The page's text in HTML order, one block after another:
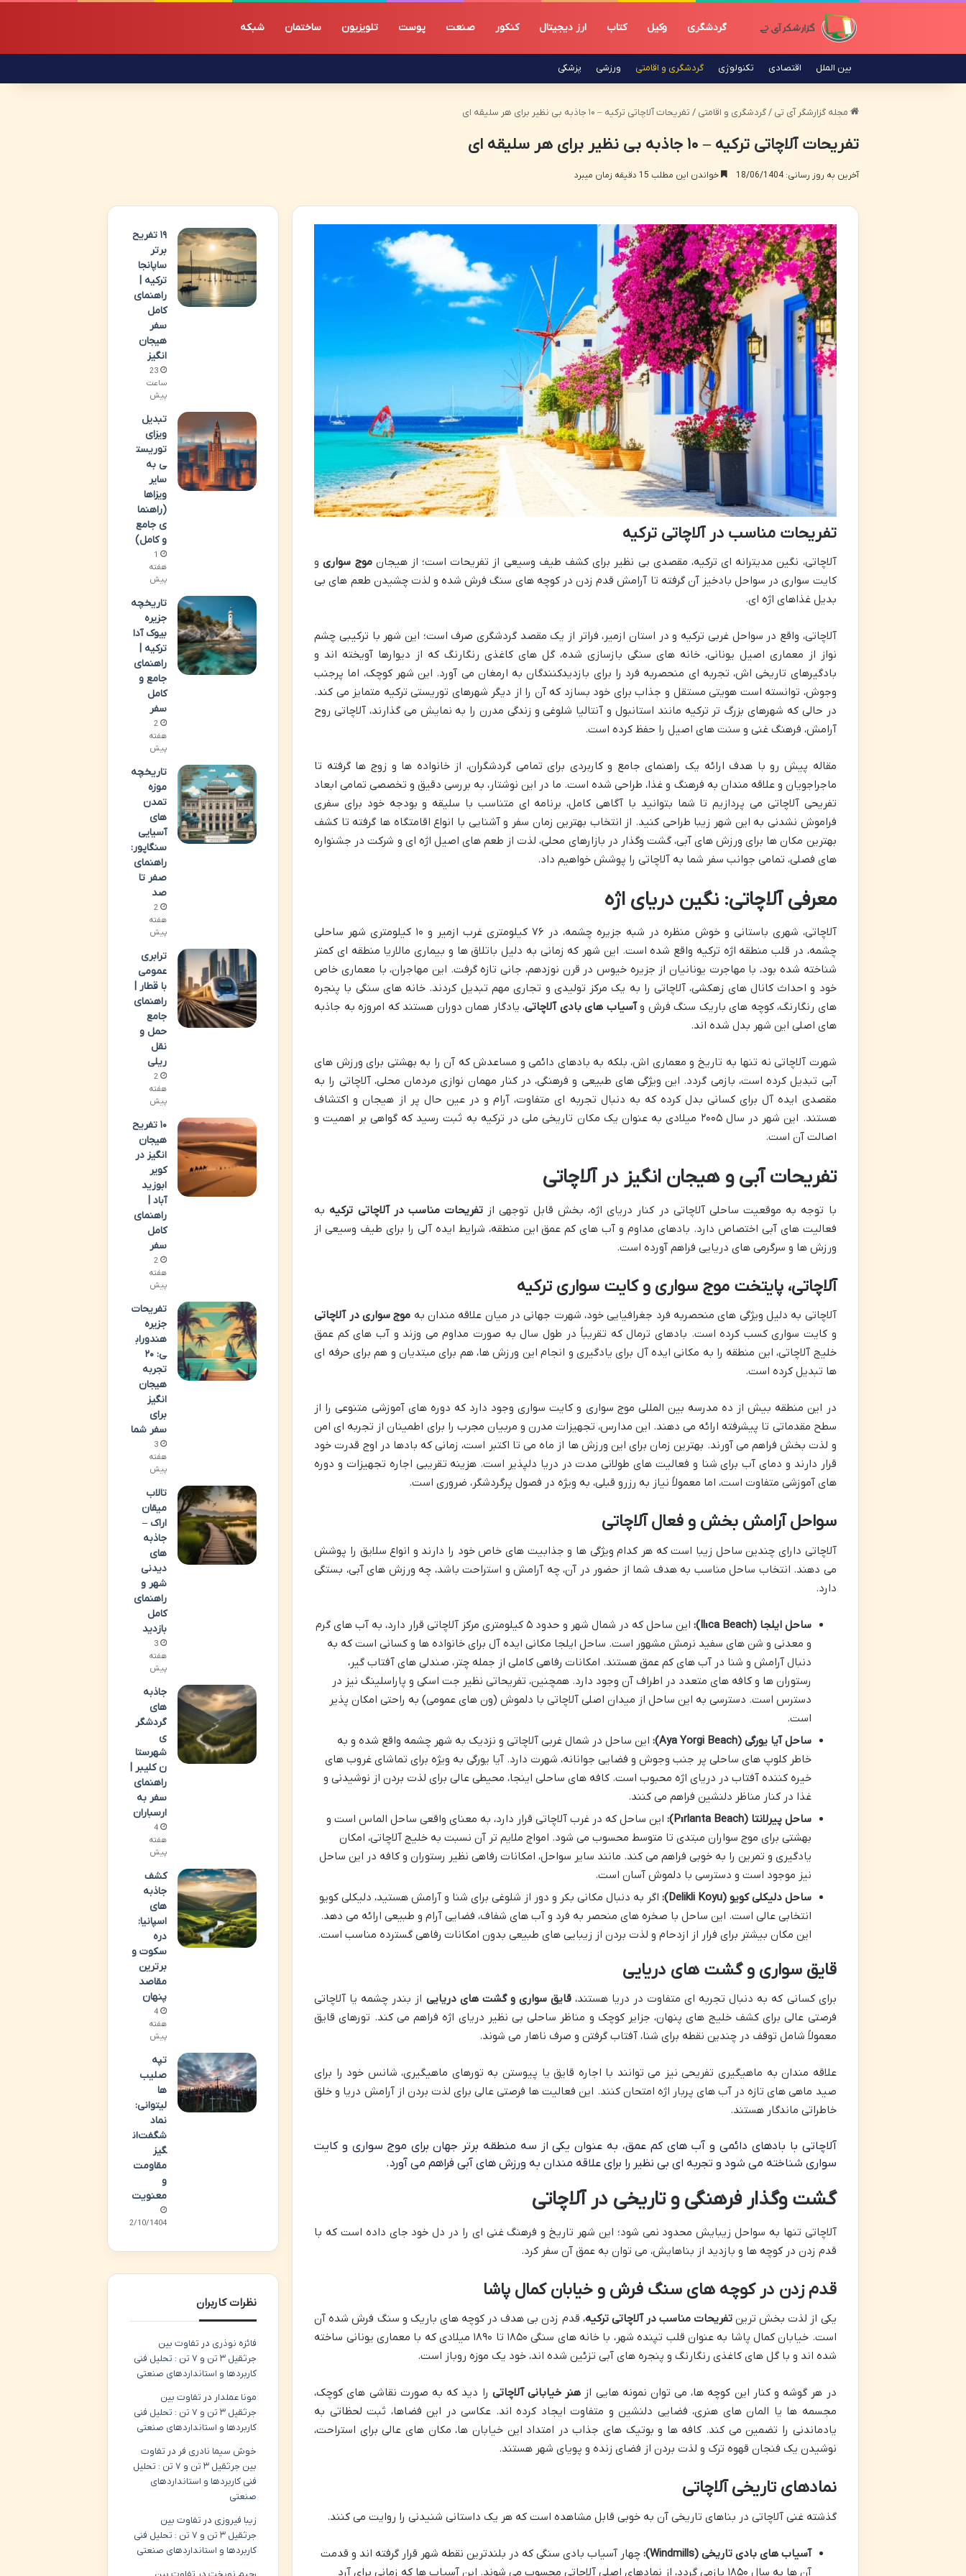
گردشگری وکیل کتاب ارز دیجیتال کنکور صنعت پوست تلویزیون ساختمان شبکه
بین الملل اقتصادی تکنولوژی گردشگری و اقامتی ورزشی پزشکی
مجله گزارشگر آی تی / گردشگری و اقامتی / تفریحات آلاچاتی ترکیه – ۱۰ جاذبه بی نظیر برای هر سلیقه ای
تفریحات آلاچاتی ترکیه – ۱۰ جاذبه بی نظیر برای هر سلیقه ای
آخرین به روز رسانی: 18/06/1404 خواندن این مطلب 15 دقیقه زمان میبرد
تفریحات مناسب در آلاچاتی ترکیه
آلاچاتی، نگین مدیترانه ای ترکیه، مقصدی بی نظیر برای کشف طیف وسیعی از تفریحات است؛ از هیجانموج سواریو
کایت سواری در سواحل بادخیز آن گرفته تا آرامش قدم زدن در کوچه های سنگ فرش شده و لذت چشیدن طعم های بی
بدیل غذاهای اژه ای.
آلاچاتی، واقع در سواحل غربی ترکیه و در استان ازمیر، فراتر از یک مقصد گردشگری صرف است؛ این شهر با ترکیبی چشم
نواز از معماری اصیل یونانی، خانه های سنگی بازسازی شده، گل های کاغذی رنگارنگ که از دیوارها آویخته اند و
بادگیرهای تاریخی اش، تجربه ای منحصربه فرد را برای بازدیدکنندگان به ارمغان می آورد. این شهر کوچک، اما پرجنب
وجوش، توانسته است هویتی مستقل و جذاب برای خود بسازد که آن را از دیگر شهرهای توریستی ترکیه متمایز می کند.
در حالی که شهرهای بزرگ تر ترکیه مانند استانبول و آنتالیا شلوغی و زندگی مدرن را به نمایش می گذارند، آلاچاتی روح
آرامش، فرهنگ غنی و سنت های اصیل را حفظ کرده است.
مقاله پیش رو با هدف ارائه یک راهنمای جامع و کاربردی برای تمامی گردشگران، از خانواده ها و زوج ها گرفته تا
ماجراجویان و علاقه مندان به فرهنگ و غذا، طراحی شده است. ما در این نوشتار، به بررسی دقیق و تخصصی تمامی ابعاد
تفریحی آلاچاتی می پردازیم تا شما بتوانید با آگاهی کامل، برنامه ای متناسب با سلیقه و بودجه خود برای سفری
فراموش نشدنی به این شهر زیبا طراحی کنید. از انتخاب بهترین زمان سفر و آشنایی با انواع اقامتگاه ها گرفته تا کشف
بهترین مکان ها برای ورزش های آبی، گشت وگذار در بازارهای محلی، لذت از طعم های اصیل اژه ای و شرکت در جشنواره
های فصلی، تمامی جوانب سفر شما به آلاچاتی را پوشش خواهیم داد.
معرفی آلاچاتی: نگین دریای اژه
آلاچاتی، شهری باستانی و خوش منظره در شبه جزیره چشمه، در ۷۶ کیلومتری غرب ازمیر و ۱۰ کیلومتری شهر ساحلی
چشمه، در قلب منطقه اژه ترکیه واقع شده است. این شهر که زمانی به دلیل باتلاق ها و بیماری مالاریا منطقه ای کمتر
شناخته شده بود، با مهاجرت یونانیان از جزیره خیوس در قرن نوزدهم، جانی تازه گرفت. این مهاجران، با معماری خاص
خود و احداث کانال های زهکشی، آلاچاتی را به یک مرکز تولیدی و تجاری مهم تبدیل کردند. خانه های سنگی با پنجره
های رنگارنگ، کوچه های باریک سنگ فرش وآسیاب های بادی آلاچاتی، یادگار همان دوران هستند که امروزه به جاذبه
های اصلی این شهر بدل شده اند.
شهرت آلاچاتی نه تنها به تاریخ و معماری اش، بلکه به بادهای دائمی و مساعدش که آن را به بهشتی برای ورزش های
آبی تبدیل کرده است، بازمی گردد. این ویژگی های طبیعی و فرهنگی، در کنار مهمان نوازی مردمان محلی، آلاچاتی را به
مقصدی ایده آل برای کسانی بدل کرده که به دنبال تجربه ای متفاوت، آرام و در عین حال پر از هیجان و اکتشاف
هستند. این شهر در سال ۲۰۰۵ میلادی به عنوان یک مکان تاریخی ملی در ترکیه به ثبت رسید که گواهی بر اهمیت و
اصالت آن است.
تفریحات آبی و هیجان انگیز در آلاچاتی
با توجه به موقعیت ساحلی آلاچاتی در کنار دریای اژه، بخش قابل توجهی از تفریحات مناسب در آلاچاتی ترکیه به
فعالیت های آبی اختصاص دارد. بادهای مداوم و آب های کم عمق این منطقه، شرایط ایده آلی را برای طیف وسیعی از
ورزش ها و سرگرمی های دریایی فراهم آورده است.
آلاچاتی، پایتخت موج سواری و کایت سواری ترکیه
آلاچاتی به دلیل ویژگی های منحصربه فرد جغرافیایی خود، شهرت جهانی در میان علاقه مندان به موج سواری در آلاچاتی
و کایت سواری کسب کرده است. بادهای ترمال که تقریباً در طول سال به صورت مداوم می وزند و آب های کم عمق
خلیج آلاچاتی، این منطقه را به مکانی ایده آل برای یادگیری و انجام این ورزش ها، هم برای مبتدیان و هم برای حرفه ای
ها تبدیل کرده است.
در این منطقه بیش از ده مدرسه بین المللی موج سواری و کایت سواری وجود دارد که دوره های آموزشی متنوعی را از
سطح مقدماتی تا پیشرفته ارائه می دهند. این مدارس، تجهیزات مدرن و مربیان مجرب را برای اطمینان از تجربه ای امن
و لذت بخش فراهم می آورند. بهترین زمان برای این ورزش ها از ماه می تا اکتبر است، زمانی که بادها در اوج قدرت خود
قرار دارند و دمای آب برای شنا و فعالیت های طولانی مدت در دریا دلپذیر است. هزینه تقریبی اجاره تجهیزات و دوره
های آموزشی متفاوت است، اما معمولاً نیاز به رزرو قبلی، به ویژه در فصول پرگردشگر، ضروری است.
سواحل آرامش بخش و فعال آلاچاتی
آلاچاتی دارای چندین ساحل زیبا است که هر کدام ویژگی ها و جذابیت های خاص خود را دارند و انواع سلایق را پوشش
می دهند. انتخاب ساحل مناسب به هدف شما از حضور در آن، چه آرامش و استراحت باشد، چه ورزش های آبی، بستگی
دارد.
ساحل ایلجا (Ilıca Beach):
این ساحل که در شمال شهر و حدود ۵ کیلومتری مرکز آلاچاتی قرار دارد، به آب های گرم
و معدنی و شن های سفید نرمش مشهور است. ساحل ایلجا مکانی ایده آل برای خانواده ها و کسانی است که به
دنبال آرامش و شنا در آب های کم عمق هستند. امکانات رفاهی کاملی از جمله چتر، صندلی های آفتاب گیر،
رستوران ها و کافه های متعدد در اطراف آن وجود دارد. همچنین، تفریحاتی نظیر جت اسکی و پاراسلینگ نیز در
دسترس است. دسترسی به این ساحل از میدان اصلی آلاچاتی با دلموش (ون های عمومی) به راحتی امکان پذیر
است.
ساحل آیا یورگی (Aya Yorgi Beach):
این ساحل در شمال غربی آلاچاتی و نزدیک به شهر چشمه واقع شده و به
خاطر کلوپ های ساحلی پر جنب وجوش و فضایی جوانانه، شهرت دارد. آیا یورگی به ویژه برای تماشای غروب های
خیره کننده آفتاب در دریای اژه محبوب است. کافه های ساحلی اینجا، محیطی عالی برای لذت بردن از نوشیدنی و
غذا در کنار مناظر دلنشین فراهم می کنند.
ساحل پیرلانتا (Pırlanta Beach):
این ساحل که در غرب آلاچاتی قرار دارد، به معنای واقعی ساحل الماس است و
بهشتی برای موج سواران مبتدی تا متوسط محسوب می شود. امواج ملایم تر آن نسبت به خلیج آلاچاتی، امکان
یادگیری و تمرین را به خوبی فراهم می کند. مانند سایر سواحل، امکانات رفاهی نظیر رستوران و کافه در این ساحل
نیز موجود است و دسترسی با دلموش آسان است.
ساحل دلیکلی کویو (Delikli Koyu):
اگر به دنبال مکانی بکر و دور از شلوغی برای شنا و آرامش هستید، دلیکلی کویو
انتخابی عالی است. این ساحل با صخره های منحصر به فرد و آب های شفاف، فضایی آرام و طبیعی ارائه می دهد.
این مکان بیشتر برای فرار از ازدحام و لذت بردن از زیبایی های طبیعی بدون امکانات رفاهی گسترده مناسب است.
قایق سواری و گشت های دریایی
برای کسانی که به دنبال تجربه ای متفاوت در دریا هستند،قایق سواری و گشت های دریایی از بندر چشمه یا آلاچاتی
فرصتی عالی برای کشف خلیج های پنهان، جزایر کوچک و مناظر ساحلی بی نظیر دریای اژه فراهم می کند. تورهای قایق
معمولاً شامل توقف در چندین نقطه برای شنا، آفتاب گرفتن و صرف ناهار می شوند.
علاقه مندان به ماهیگیری تفریحی نیز می توانند با اجاره قایق یا پیوستن به تورهای ماهیگیری، شانس خود را برای
صید ماهی های تازه در آب های پربار اژه امتحان کنند. این فعالیت ها فرصتی عالی برای لذت بردن از آرامش دریا و خلق
خاطراتی ماندگار هستند.
آلاچاتی با بادهای دائمی و آب های کم عمق، به عنوان یکی از سه منطقه برتر جهان برای موج سواری و کایت
سواری شناخته می شود و تجربه ای بی نظیر را برای علاقه مندان به ورزش های آبی فراهم می آورد.
گشت وگذار فرهنگی و تاریخی در آلاچاتی
آلاچاتی تنها به سواحل زیبایش محدود نمی شود؛ این شهر تاریخ و فرهنگ غنی ای را در دل خود جای داده است که با
قدم زدن در کوچه ها و بازدید از بناهایش، می توان به عمق آن سفر کرد.
قدم زدن در کوچه های سنگ فرش و خیابان کمال پاشا
یکی از لذت بخش ترین تفریحات مناسب در آلاچاتی ترکیه، قدم زدن بی هدف در کوچه های باریک و سنگ فرش شده آن
است. خیابان کمال پاشا به عنوان قلب تپنده شهر، با خانه های سنگی ۱۸۵۰ تا ۱۸۹۰ میلادی که با معماری یونانی ساخته
شده اند و با گل های کاغذی رنگارنگ و پنجره های آبی تزئین شده اند، خود یک موزه روباز است.
در هر گوشه و کنار این کوچه ها، می توان نمونه هایی از هنر خیابانی آلاچاتی را دید که به صورت نقاشی های کوچک،
مجسمه ها یا المان های هنری، فضایی دلنشین و متفاوت ایجاد کرده اند. عکاسی در این فضاها، ثبت لحظاتی به
یادماندنی را تضمین می کند. کافه ها و بوتیک های جذاب در امتداد این خیابان ها، مکان های عالی برای استراحت،
نوشیدن یک فنجان قهوه ترک و لذت بردن از فضای زنده و پویای شهر هستند.
نمادهای تاریخی آلاچاتی
گذشته غنی آلاچاتی در بناهای تاریخی آن به خوبی قابل مشاهده است که هر یک داستانی شنیدنی را روایت می کنند.
آسیاب های بادی تاریخی (Windmills):
چهار آسیاب بادی سنگی که در بلندترین نقطه شهر قرار گرفته اند و قدمت
آن ها به سال ۱۸۵۰ بازمی گردد، از نمادهای اصلی آلاچاتی محسوب می شوند. این آسیاب ها که زمانی برای آرد
۱۹ تفریح
برتر
ساپانجا
ترکیه |
راهنمای
کامل
سفر
هیجان
انگیز
23
ساعت
پیش
تبدیل
ویزای
توریست
ی به
سایر
ویزاها
(راهنما
ی جامع
و کامل)
1
هفته
پیش
تاریخچه
جزیره
بیوک آدا
ترکیه |
راهنمای
جامع و
کامل
سفر
2
هفته
پیش
تاریخچه
موزه
تمدن
های
آسیایی
سنگاپور:
راهنمای
صفر تا
صد
2
هفته
پیش
ترابری
عمومی
با قطار |
راهنمای
جامع
حمل و
نقل
ریلی
2
هفته
پیش
۱۰ تفریح
هیجان
انگیز در
کویر
ابوزید
آباد |
راهنمای
کامل
سفر
2
هفته
پیش
تفریحات
جزیره
هندوراب
ی: ۲۰
تجربه
هیجان
انگیز
برای
سفر شما
3
هفته
پیش
تالاب
میقان
اراک –
جاذبه
های
دیدنی
شهر و
راهنمای
کامل
بازدید
3
هفته
پیش
جاذبه
های
گردشگر
ی
شهرستا
ن کلیبر |
راهنمای
سفر به
ارسباران
4
هفته
پیش
کشف
جاذبه
های
اسپانیا:
دره
سکوت و
برترین
مقاصد
پنهان
4
هفته
پیش
تپه
صلیب
ها
لیتوانی:
نماد
شگفت‌ان
گیز
مقاومت
و
معنویت
02/10/1404
نظرات کاربران
فائزه نوذری در تفاوت بین
جرثقیل ۳ تن و ۷ تن : تحلیل فنی
کاربردها و استانداردهای صنعتی
مونا عملدار در تفاوت بین
جرثقیل ۳ تن و ۷ تن : تحلیل فنی
کاربردها و استانداردهای صنعتی
خوش سیما نادری فر در تفاوت
بین جرثقیل ۳ تن و ۷ تن : تحلیل
فنی کاربردها و استانداردهای
صنعتی
زیبا فیروزی در تفاوت بین
جرثقیل ۳ تن و ۷ تن : تحلیل فنی
کاربردها و استانداردهای صنعتی